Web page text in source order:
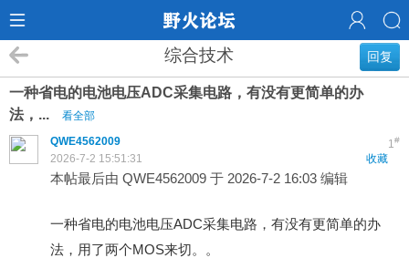
回复
综合技术
一种省电的电池电压ADC采集电路，有没有更简单的办
法，...
看全部
1#
QWE4562009
收藏
2026-7-2 15:51:31
本帖最后由 QWE4562009 于 2026-7-2 16:03 编辑
一种省电的电池电压ADC采集电路，有没有更简单的办
法，用了两个MOS来切。。